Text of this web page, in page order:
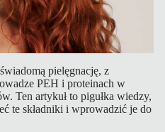
pielęgnację, z
PEH i proteinach w
Ten artykuł to pigułka wiedzy,
te składniki i wprowadzić je do